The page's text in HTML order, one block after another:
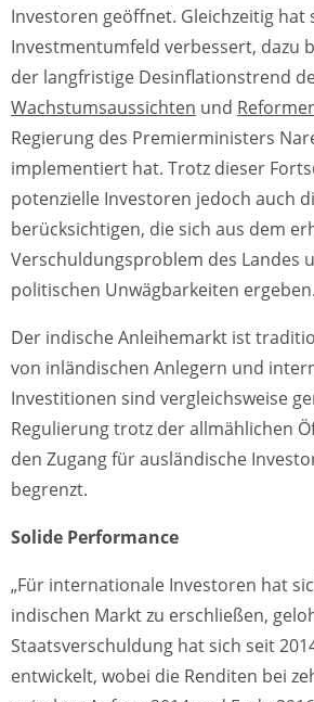
Investoren geöffnet. Gleichzeitig hat
Investmentumfeld verbessert, dazu
der langfristige Desinflationstrend
Wachstumsaussichten und
Regierung des Premierministers
implementiert hat. Trotz dieser
potenzielle Investoren jedoch auch
berücksichtigen, die sich aus dem
Verschuldungsproblem des Landes
politischen Unwägbarkeiten ergeben.
Der indische Anleihemarkt ist
von inländischen Anlegern und
Investitionen sind vergleichsweise
Regulierung trotz der allmählichen
den Zugang für ausländische
begrenzt.
Solide Performance
„Für internationale Investoren hat
indischen Markt zu erschließen,
Staatsverschuldung hat sich seit
entwickelt, wobei die Renditen bei